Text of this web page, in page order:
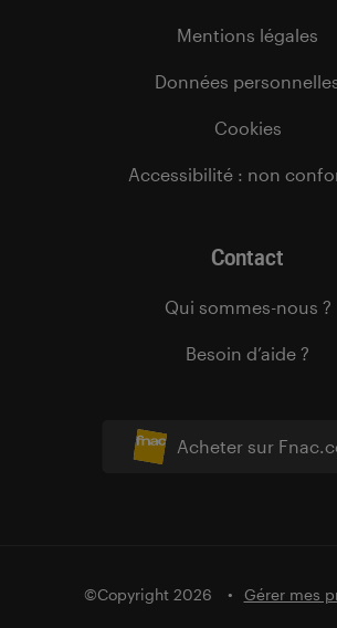
Acheter sur
Mentions légales
Données
Cookies
Accessibilité : non
Contact
Qui sommes-nous ?
Besoin d’aide ?
©Copyright 2026 Gérer mes